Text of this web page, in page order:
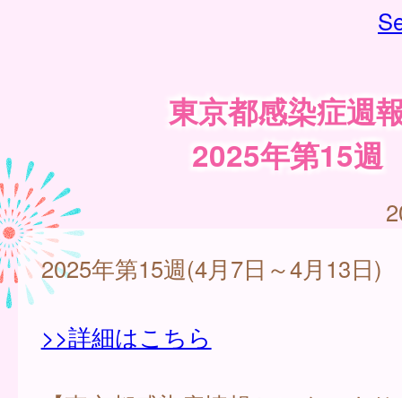
東京都感染症週
2025年第15週
2025年第15週(4月7日～4月13日)
>>詳細はこちら